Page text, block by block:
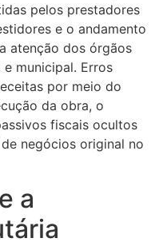
pelos prestadores
e o andamento
atenção dos órgãos
municipal. Erros
por meio do
da obra, o
fiscais ocultos
negócios original no
a